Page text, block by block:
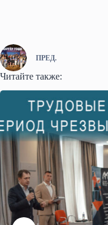
ПРЕД.
Читайте также: